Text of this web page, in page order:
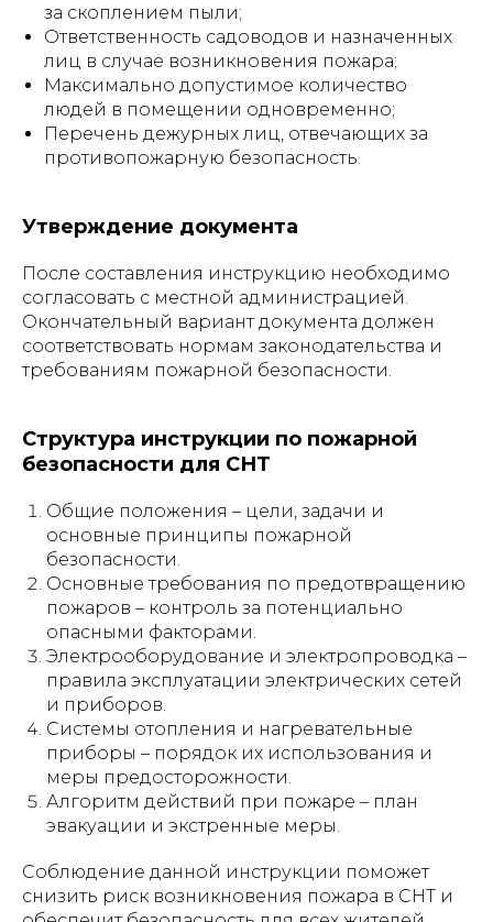
за скоплением пыли;
Ответственность садоводов и назначенных
лиц в случае возникновения пожара;
Максимально допустимое количество
людей в помещении одновременно;
Перечень дежурных лиц, отвечающих за
противопожарную безопасность.
Утверждение документа
После составления инструкцию необходимо
согласовать с местной администрацией.
Окончательный вариант документа должен
соответствовать нормам законодательства и
требованиям пожарной безопасности.
Структура инструкции по пожарной
безопасности для СНТ
Общие положения – цели, задачи и
основные принципы пожарной
безопасности.
Основные требования по предотвращению
пожаров – контроль за потенциально
опасными факторами.
Электрооборудование и электропроводка –
правила эксплуатации электрических сетей
и приборов.
Системы отопления и нагревательные
приборы – порядок их использования и
меры предосторожности.
Алгоритм действий при пожаре – план
эвакуации и экстренные меры.
Соблюдение данной инструкции поможет
снизить риск возникновения пожара в СНТ и